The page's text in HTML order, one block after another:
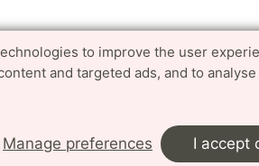
to improve the user
and targeted ads, and to
Manage preferences I accept
Inte minst
ambitiösa mål för
och 2030